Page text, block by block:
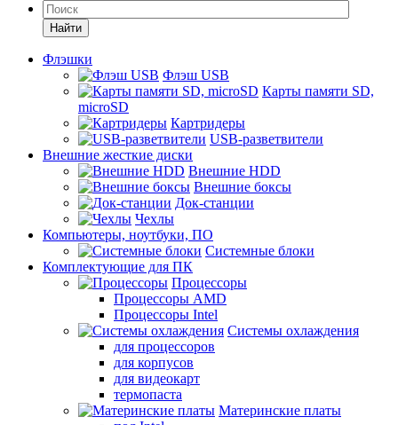
Найти
Флэшки
Флэш USB
Карты памяти SD,
microSD
Картридеры
USB-разветвители
Внешние жесткие диски
Внешние HDD
Внешние боксы
Док-станции
Чехлы
Компьютеры, ноутбуки, ПО
Системные блоки
Комплектующие для ПК
Процессоры
Процессоры AMD
Процессоры Intel
Системы охлаждения
для процессоров
для корпусов
для видеокарт
термопаста
Материнские платы